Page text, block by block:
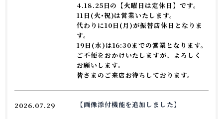
4.18.25日の【火曜日は定休日】です。
11日(火•祝)は営業いたします。
代わりに10日(月)が振替店休日となりま
す。
19日(水)は16:30までの営業となります。
ご不便をおかけいたしますが、よろしく
お願いします。
皆さまのご来店お待ちしております。
2026.07.29 【画像添付機能を追加しました】